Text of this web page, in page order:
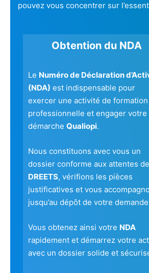
pouvez vous concentrer sur
Obtention du NDA
Le Numéro de Déclaration
(NDA) est indispensable pour
exercer une activité de formation
professionnelle et engager votre
démarche Qualiopi.
Nous constituons avec vous un
dossier conforme aux attentes
DREETS, vérifions les pièces
justificatives et vous
jusqu’au dépôt de votre
Vous obtenez ainsi votre NDA
rapidement et démarrez votre
avec un dossier solide et